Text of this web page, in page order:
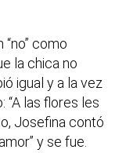
como
la chica no
igual y a la vez
“A las flores les
Josefina contó
y se fue.